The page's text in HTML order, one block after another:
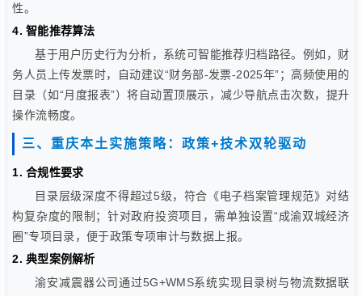
性。
4. 智能推荐算法
基于用户历史行为分析，系统可智能推荐归档路径。例如，财
务人员上传发票时，自动建议“财务部-发票-2025年”；高频使用的
目录（如“月度报表”）将自动置顶展示，减少导航点击次数，提升
操作流畅度。
三、重庆本土实施策略：政策+技术双轮驱动
1. 合规性要求
目录层级深度不得超过5级，符合《电子档案管理规范》对结
构复杂度的限制；针对政府投资项目，需单独设置“成渝双城经济
圈”专项目录，便于政策专项审计与数据上报。
2. 典型案例解析
渝安减震器公司通过5G+WMS系统实现目录树与物流数据联